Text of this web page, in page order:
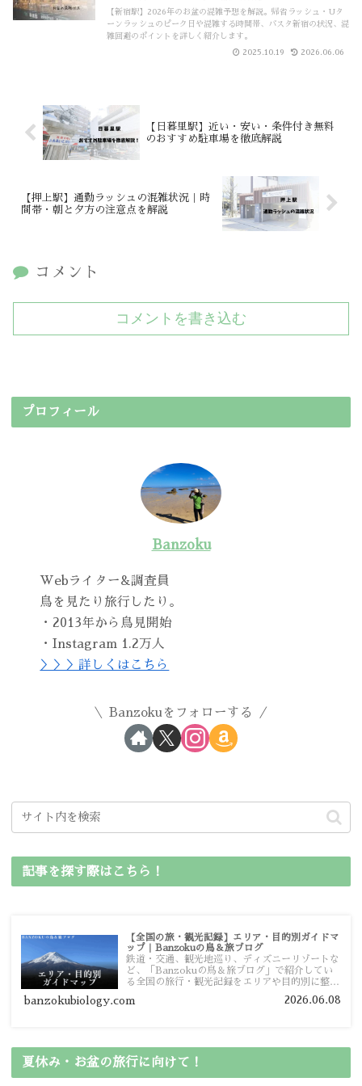
【新宿駅】2026年のお盆の混雑予想を解説。帰省ラッシュ・Uタ
ーンラッシュのピーク日や混雑する時間帯、バスタ新宿の状況、混
雑回避のポイントを詳しく紹介します。
2025.10.19 2026.06.06
【日暮里駅】近い・安い・条件付き無料
のおすすめ駐車場を徹底解説
【押上駅】通勤ラッシュの混雑状況｜時
間帯・朝と夕方の注意点を解説
コメント
コメントを書き込む
プロフィール
Banzoku
Webライター&調査員
鳥を見たり旅行したり。
・2013年から鳥見開始
・Instagram 1.2万人
＞＞＞詳しくはこちら
Banzokuをフォローする
記事を探す際はこちら！
【全国の旅・観光記録】エリア・目的別ガイドマ
ップ｜Banzokuの鳥＆旅ブログ
鉄道・交通、観光地巡り、ディズニーリゾートな
ど、「Banzokuの鳥＆旅ブログ」で紹介してい
る全国の旅行・観光記録をエリアや目的別に整理
ガイドマップからスムーズに見つけていただけま
banzokubiology.com 2026.06.08
夏休み・お盆の旅行に向けて！